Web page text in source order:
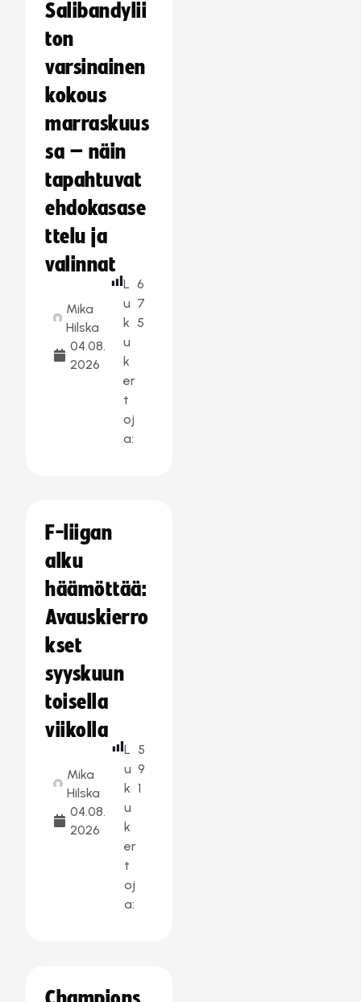
Salibandylii
ton
varsinainen
kokous
marraskuus
sa – näin
tapahtuvat
ehdokasase
ttelu ja
valinnat
Mika
Hilska
04.08.
2026
L
u
k
u
k
er
t
oj
a:
6
7
5
F-liigan
alku
häämöttää:
Avauskierro
kset
syyskuun
toisella
viikolla
Mika
Hilska
04.08.
2026
L
u
k
u
k
er
t
oj
a:
5
9
1